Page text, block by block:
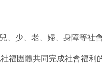
、少、老、婦、身障等社
福團體共同完成社會福利